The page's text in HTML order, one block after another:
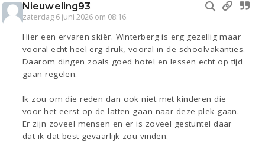
Nieuweling93
zaterdag 6 juni 2026 om 08:16
Hier een ervaren skiër. Winterberg is erg gezellig maar
vooral echt heel erg druk, vooral in de schoolvakanties.
Daarom dingen zoals goed hotel en lessen echt op tijd
gaan regelen.
Ik zou om die reden dan ook niet met kinderen die
voor het eerst op de latten gaan naar deze plek gaan.
Er zijn zoveel mensen en er is zoveel gestuntel daar
dat ik dat best gevaarlijk zou vinden.